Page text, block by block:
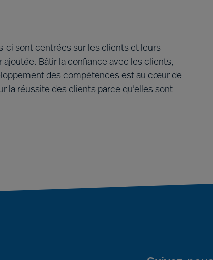
ci sont centrées sur les clients et leurs
Bâtir la confiance avec les clients,
des compétences est au cœur de
la réussite des clients parce qu’elles sont